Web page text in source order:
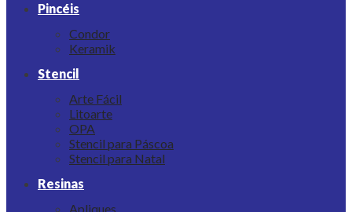
Pincéis
Condor
Keramik
Stencil
Arte Fácil
Litoarte
OPA
Stencil para Páscoa
Stencil para Natal
Resinas
Apliques